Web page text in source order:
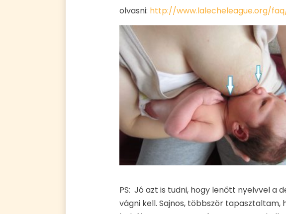
olvasni: http://www.lalecheleague.org/
PS: Jó azt is tudni, hogy lenőtt nyelvvel a
vágni kell. Sajnos, többször